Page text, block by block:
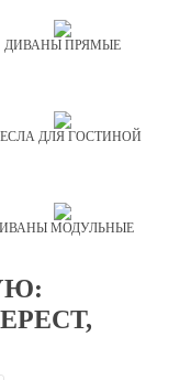
ДИВАНЫ ПРЯМЫЕ
ДЛЯ ГОСТИНОЙ
МОДУЛЬНЫЕ